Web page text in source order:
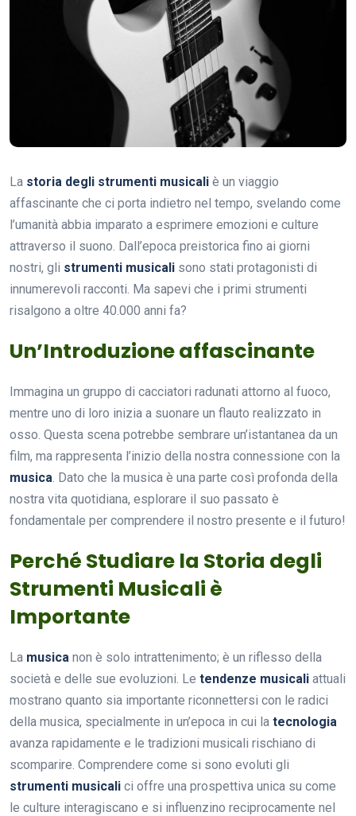
La storia degli strumenti musicali è un viaggio
affascinante che ci porta indietro nel tempo, svelando come
l’umanità abbia imparato a esprimere emozioni e culture
attraverso il suono. Dall’epoca preistorica fino ai giorni
nostri, gli strumenti musicali sono stati protagonisti di
innumerevoli racconti. Ma sapevi che i primi strumenti
risalgono a oltre 40.000 anni fa?
Un’Introduzione affascinante
Immagina un gruppo di cacciatori radunati attorno al fuoco,
mentre uno di loro inizia a suonare un flauto realizzato in
osso. Questa scena potrebbe sembrare un’istantanea da un
film, ma rappresenta l’inizio della nostra connessione con la
musica. Dato che la musica è una parte così profonda della
nostra vita quotidiana, esplorare il suo passato è
fondamentale per comprendere il nostro presente e il futuro!
Perché Studiare la Storia degli
Strumenti Musicali è
Importante
La musica non è solo intrattenimento; è un riflesso della
società e delle sue evoluzioni. Le tendenze musicali attuali
mostrano quanto sia importante riconnettersi con le radici
della musica, specialmente in un’epoca in cui la tecnologia
avanza rapidamente e le tradizioni musicali rischiano di
scomparire. Comprendere come si sono evoluti gli
strumenti musicali ci offre una prospettiva unica su come
le culture interagiscano e si influenzino reciprocamente nel